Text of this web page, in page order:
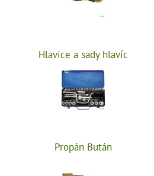
Hlavice a sady hlavíc
Propán Bután